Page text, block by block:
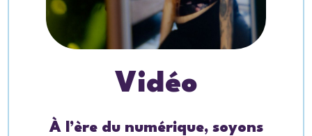
Vidéo
À l’ère du numérique, soyons